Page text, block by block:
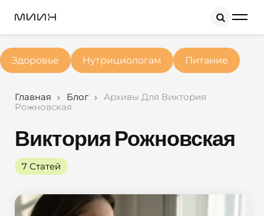
Здоровье Нутрициологам Питание
Главная Блог
Архивы Для Виктория
Рожновская
7 Статей
Виктория Рожновская